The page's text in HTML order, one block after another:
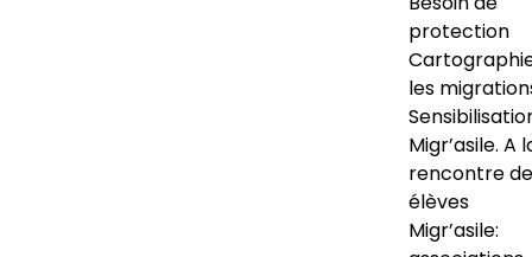
protection
les
Migr’asile. A
rencontre
élèves
Migr’asile: